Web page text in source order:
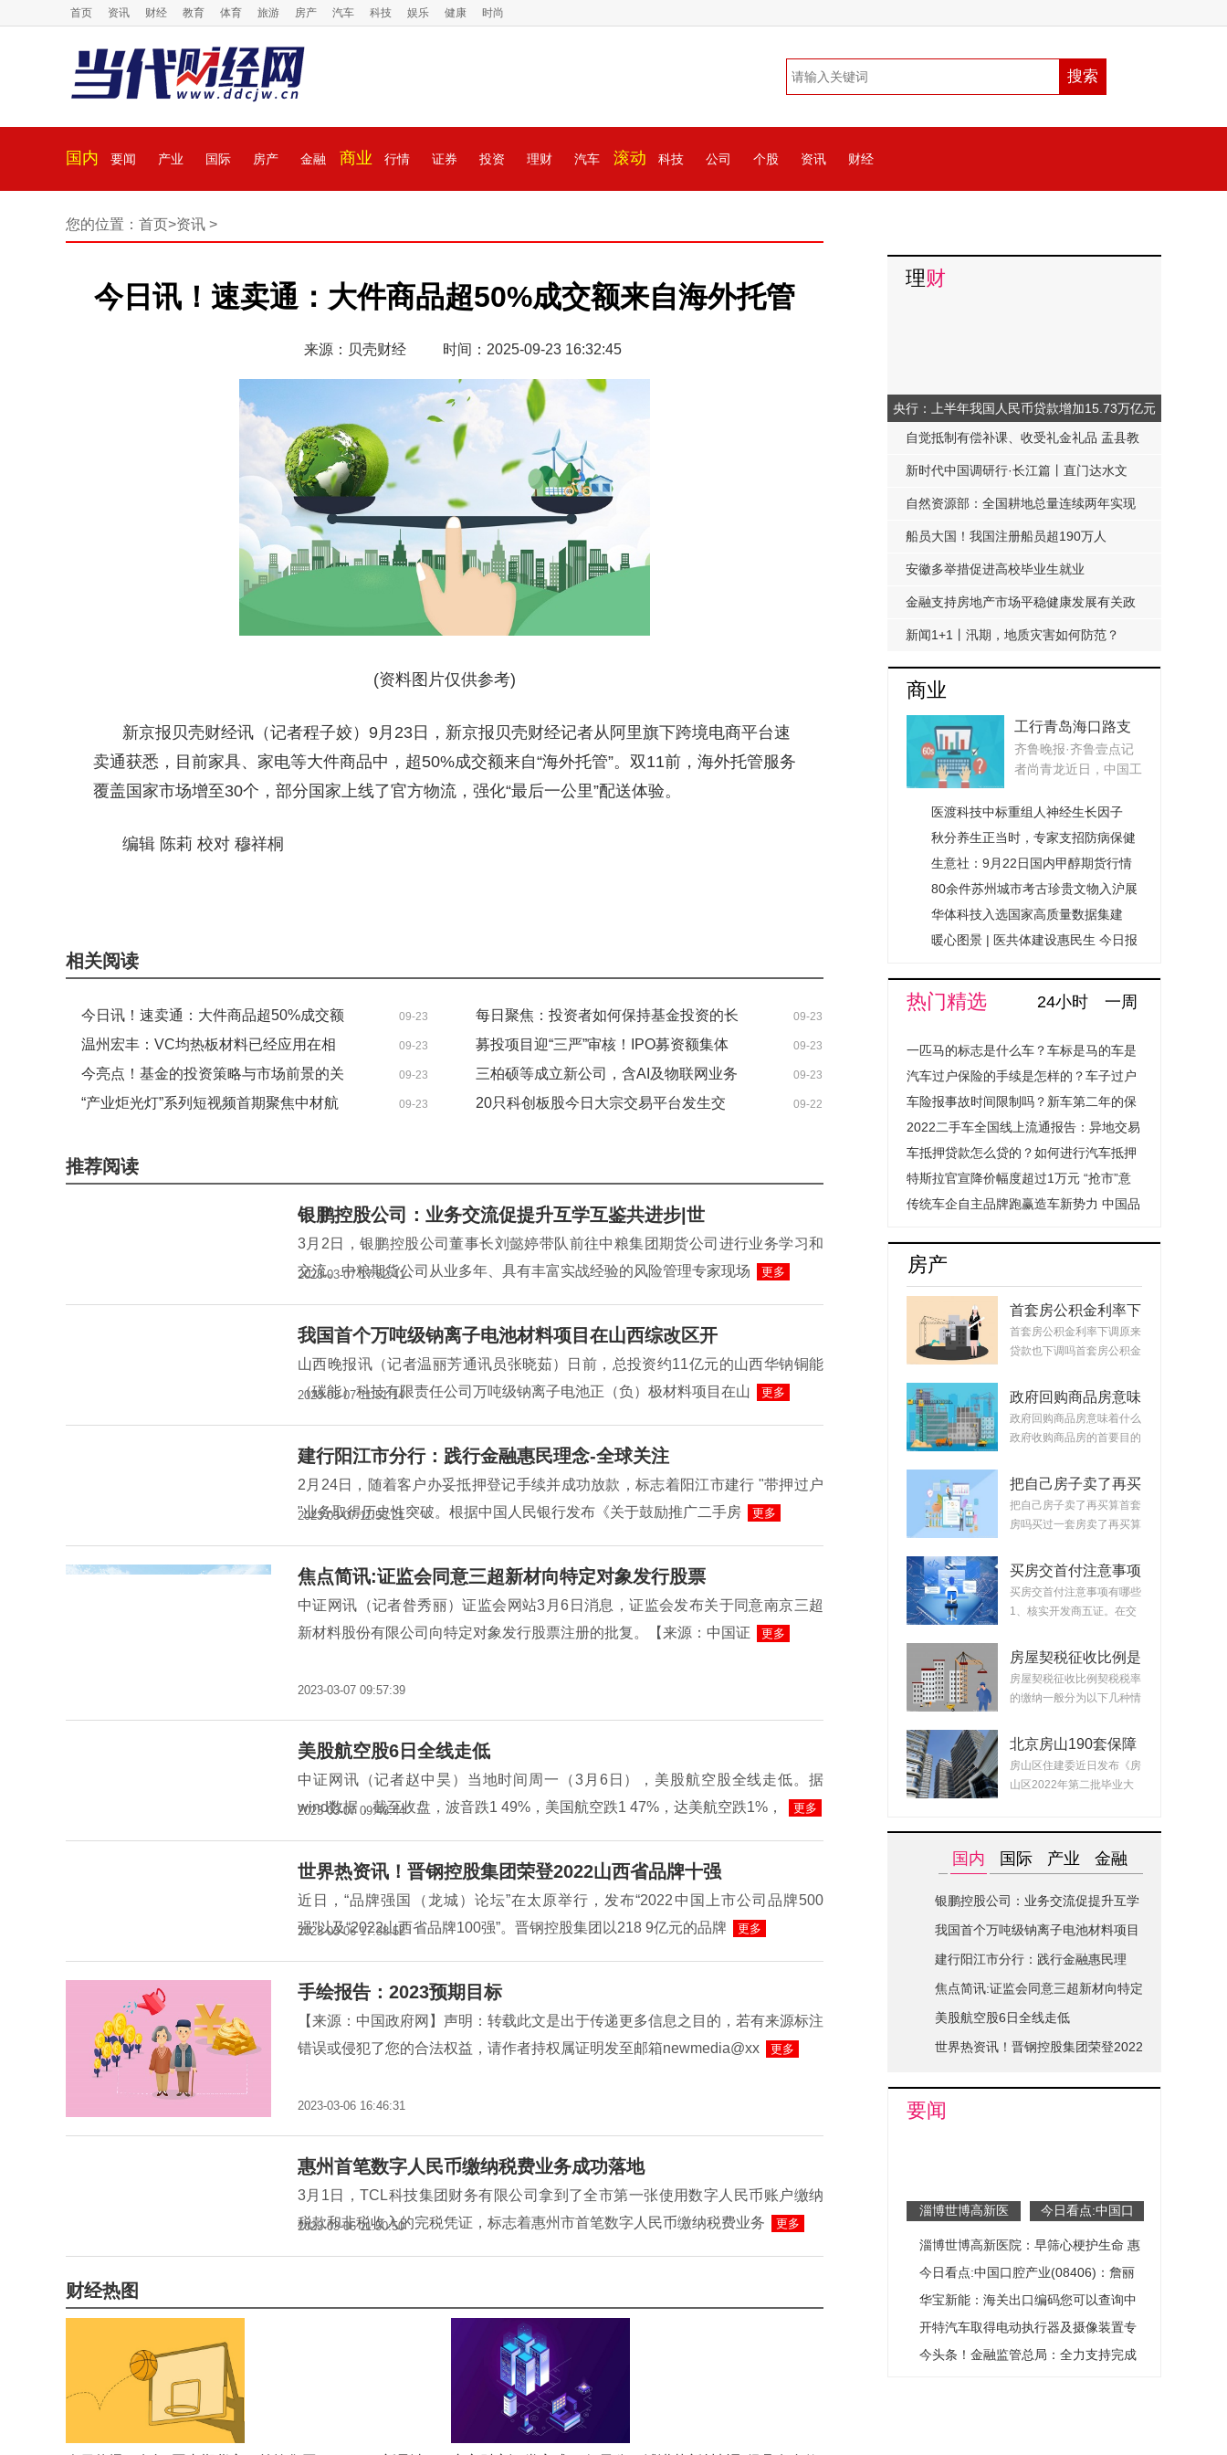
首页 资讯 财经 教育 体育 旅游 房产 汽车 科技 娱乐 健康 时尚
国内 要闻 产业 国际 房产 金融 商业 行情 证券 投资 理财 汽车 滚动 科技 公司 个股 资讯 财经
您的位置： 首页>资讯 >
今日讯！速卖通：大件商品超50%成交额来自海外托管
来源：贝壳财经 时间：2025-09-23 16:32:45
(资料图片仅供参考)
新京报贝壳财经讯（记者程子姣）9月23日，新京报贝壳财经记者从阿里旗下跨境电商平台速
卖通获悉，目前家具、家电等大件商品中，超50%成交额来自“海外托管”。双11前，海外托管服务
覆盖国家市场增至30个，部分国家上线了官方物流，强化“最后一公里”配送体验。
编辑 陈莉 校对 穆祥桐
相关阅读
今日讯！速卖通：大件商品超50%成交额
来自海外托管
09-23
每日聚焦：投资者如何保持基金投资的长
期视角？
09-23
温州宏丰：VC均热板材料已经应用在相
关消费电子领域|每日短讯
09-23
募投项目迎“三严”审核！IPO募资额集体
瘦身
09-23
今亮点！基金的投资策略与市场前景的关
联性如何？
09-23 三柏硕等成立新公司，含AI及物联网业务 09-23
“产业炬光灯”系列短视频首期聚焦中材航
09-23
20只科创板股今日大宗交易平台发生交
09-22
推荐阅读
银鹏控股公司：业务交流促提升互学互鉴共进步|世
3月2日，银鹏控股公司董事长刘懿婷带队前往中粮集团期货公司进行业务学习和
交流。中粮期货公司从业多年、具有丰富实战经验的风险管理专家现场
更多
2023-03-07 17:52:41
我国首个万吨级钠离子电池材料项目在山西综改区开
山西晚报讯（记者温丽芳通讯员张晓茹）日前，总投资约11亿元的山西华钠铜能
（碳能）科技有限责任公司万吨级钠离子电池正（负）极材料项目在山
更多
2023-03-07 11:51:14
建行阳江市分行：践行金融惠民理念-全球关注
2月24日，随着客户办妥抵押登记手续并成功放款，标志着阳江市建行 "带押过户
"业务取得历史性突破。根据中国人民银行发布《关于鼓励推广二手房
更多
2023-03-07 11:53:21
焦点简讯:证监会同意三超新材向特定对象发行股票
中证网讯（记者昝秀丽）证监会网站3月6日消息，证监会发布关于同意南京三超
新材料股份有限公司向特定对象发行股票注册的批复。【来源：中国证
更多
2023-03-07 09:57:39
美股航空股6日全线走低
中证网讯（记者赵中昊）当地时间周一（3月6日），美股航空股全线走低。据
wind数据，截至收盘，波音跌1 49%，美国航空跌1 47%，达美航空跌1%，
更多
2023-03-07 09:43:44
世界热资讯！晋钢控股集团荣登2022山西省品牌十强
近日，“品牌强国（龙城）论坛”在太原举行，发布“2022中国上市公司品牌500
强”以及“2022山西省品牌100强”。晋钢控股集团以218 9亿元的品牌
更多
2023-03-06 17:38:52
手绘报告：2023预期目标
【来源：中国政府网】声明：转载此文是出于传递更多信息之目的，若有来源标注
错误或侵犯了您的合法权益，请作者持权属证明发至邮箱newmedia@xx
更多
2023-03-06 16:46:31
惠州首笔数字人民币缴纳税费业务成功落地
3月1日，TCL科技集团财务有限公司拿到了全市第一张使用数字人民币账户缴纳
税款和非税收入的完税凭证，标志着惠州市首笔数字人民币缴纳税费业务
更多
2023-03-06 11:50:50
财经热图
理财
央行：上半年我国人民币贷款增加15.73万亿元
自觉抵制有偿补课、收受礼金礼品 盂县教
科局发布《工作提醒函》
新时代中国调研行·长江篇丨直门达水文
站：从靠人力蹲点到监测自动化
自然资源部：全国耕地总量连续两年实现
净增加
船员大国！我国注册船员超190万人
安徽多举措促进高校毕业生就业
金融支持房地产市场平稳健康发展有关政
策延期至明年底
新闻1+1丨汛期，地质灾害如何防范？
商业
工行青岛海口路支
行：“小小银行家”活
动助力青少年金融
齐鲁晚报·齐鲁壹点记
者尚青龙近日，中国工
医渡科技中标重组人神经生长因子
（SMR001）滴眼液Ⅲ期临床研究项
目
秋分养生正当时，专家支招防病保健
康_热头条
生意社：9月22日国内甲醇期货行情
收盘下跌 观速讯
80余件苏州城市考古珍贵文物入沪展
出|时讯
华体科技入选国家高质量数据集建
设，推动“人工智能+”城市治理_讯息
暖心图景 | 医共体建设惠民生 今日报
热门精选 24小时 一周
一匹马的标志是什么车？车标是马的车是
什么汽车？
汽车过户保险的手续是怎样的？车子过户
保险费用会上涨吗？
车险报事故时间限制吗？新车第二年的保
险怎么买？
2022二手车全国线上流通报告：异地交易
量提升超1.4倍成绝对主流
车抵押贷款怎么贷的？如何进行汽车抵押
贷款程序是怎样的？
特斯拉官宣降价幅度超过1万元 “抢市”意
图明显
传统车企自主品牌跑赢造车新势力 中国品
房产
首套房公积金利率下
调原来贷款也下调
吗？公积金贷款会随
吗？
首套房公积金利率下调原来
贷款也下调吗首套房公积金
政府回购商品房意味
着什么？政府回购安
置房价格如何定？
政府回购商品房意味着什么
政府收购商品房的首要目的
把自己房子卖了再买
算首套房吗？把房子
卖掉再买房子算二套
把自己房子卖了再买算首套
房吗买过一套房卖了再买算
买房交首付注意事项
有哪些？买房交完首
付款后接下来的流程
买房交首付注意事项有哪些
1、核实开发商五证。在交
房屋契税征收比例是
什么？ 2022房产契
税最新政策
房屋契税征收比例契税税率
的缴纳一般分为以下几种情
北京房山190套保障
租赁房面向毕业生配
租 房源均为精装交
房山区住建委近日发布《房
山区2022年第二批毕业大
国内 国际 产业 金融
银鹏控股公司：业务交流促提升互学
互鉴共进步|世界简讯
我国首个万吨级钠离子电池材料项目
在山西综改区开建
建行阳江市分行：践行金融惠民理
念-全球关注
焦点简讯:证监会同意三超新材向特定
对象发行股票的注册申请
美股航空股6日全线走低
世界热资讯！晋钢控股集团荣登2022
要闻
淄博世博高新医
命 惠民医疗暖人
心_每日关注
今日看点:中国口
詹丽娟辞任联席公
司秘书及授权代表
淄博世博高新医院：早筛心梗护生命 惠
民医疗暖人心_每日关注
今日看点:中国口腔产业(08406)：詹丽
娟辞任联席公司秘书及授权代表
华宝新能：海关出口编码您可以查询中
国海关公开资料
开特汽车取得电动执行器及摄像装置专
利，减弱器件翻转时的噪音
今头条！金融监管总局：全力支持完成